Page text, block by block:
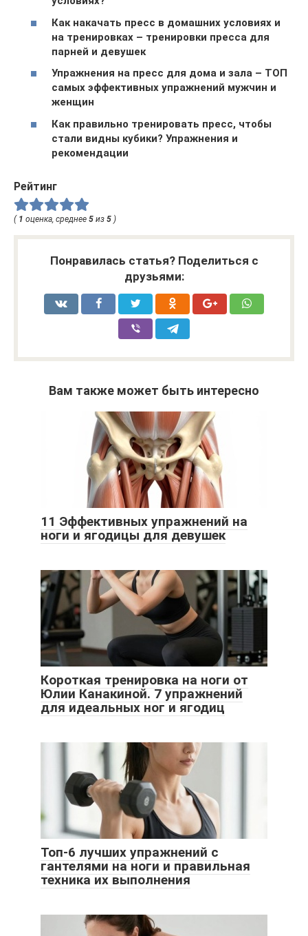
Как накачать пресс в домашних условиях и
на тренировках – тренировки пресса для
парней и девушек
Упражнения на пресс для дома и зала – ТОП
самых эффективных упражнений мужчин и
женщин
Как правильно тренировать пресс, чтобы
стали видны кубики? Упражнения и
рекомендации
Рейтинг
( 1 оценка, среднее 5 из 5 )
Понравилась статья? Поделиться с
друзьями:
Вам также может быть интересно
11 Эффективных упражнений на
ноги и ягодицы для девушек
Короткая тренировка на ноги от
Юлии Канакиной. 7 упражнений
для идеальных ног и ягодиц
Топ-6 лучших упражнений с
гантелями на ноги и правильная
техника их выполнения